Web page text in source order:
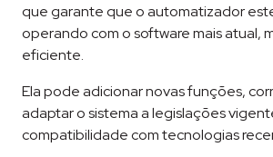
que garante que o automatizador
operando com o software mais atual,
eficiente.
Ela pode adicionar novas funções,
adaptar o sistema a legislações
compatibilidade com tecnologias